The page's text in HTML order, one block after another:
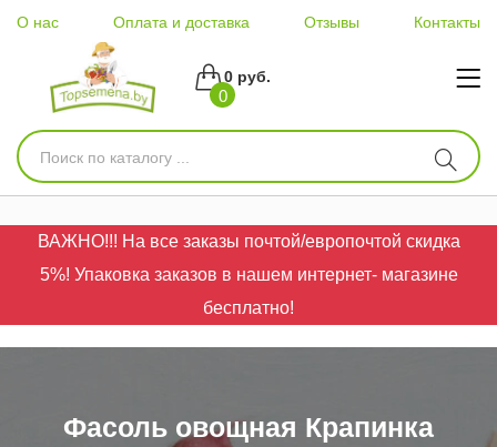
О нас Оплата и доставка Отзывы Контакты
0
0 руб.
ВАЖНО!!! На все заказы почтой/европочтой скидка
5%! Упаковка заказов в нашем интернет- магазине
бесплатно!
Фасоль овощная Крапинка